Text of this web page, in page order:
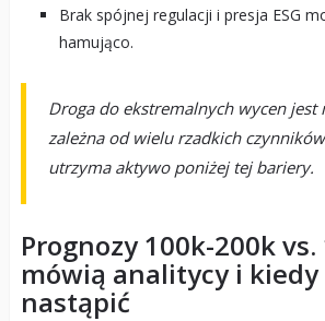
Brak spójnej regulacji i presja ESG
hamująco.
Droga do ekstremalnych wycen jest
zależna od wielu rzadkich
utrzyma aktywo poniżej tej bariery.
Prognozy 100k-200k
mówią analitycy i kiedy
nastąpić